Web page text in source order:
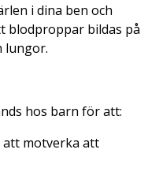
i dina ben och
blodproppar bildas på
lungor.
hos barn för att:
motverka att